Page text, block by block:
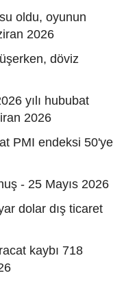
oldu, oyunun
2026
döviz
yılı hububat
2026
PMI endeksi 50'ye
- 25 Mayıs 2026
dolar dış ticaret
kaybı 718